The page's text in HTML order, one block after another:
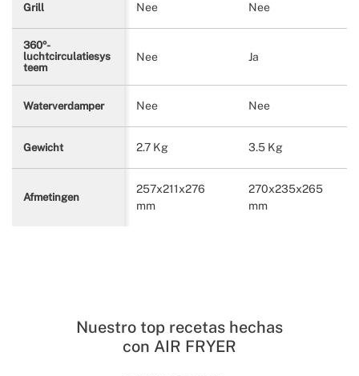
Grill Nee Nee
360º-
luchtcirculatiesys
teem
Nee Ja
Waterverdamper Nee Nee
Gewicht 2.7 Kg 3.5 Kg
Afmetingen
257x211x276
mm
270x235x265
mm
Nuestro top recetas hechas
con AIR FRYER